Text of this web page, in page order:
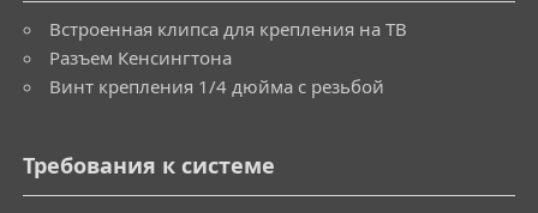
Встроенная клипса для крепления на ТВ
Разъем Кенсингтона
Винт крепления 1/4 дюйма с резьбой
Требования к системе